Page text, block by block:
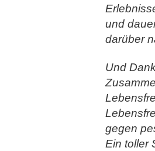
und
darüber
Und
gegen
Ein toller